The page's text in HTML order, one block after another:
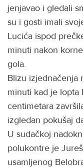
jenjavao i gledali
su i gosti imali
Lucića ispod
minuti nakon
gola.
Blizu izjednačenja
minuti kad je lopta
centimetara
izgledan pokušaj
U sudačkoj
polukontre je
usamljenog